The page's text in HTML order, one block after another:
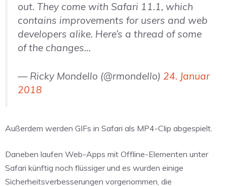
out. They come with Safari 11.1, which
contains improvements for users and web
developers alike. Here’s a thread of some
of the changes…
— Ricky Mondello (@rmondello) 24. Januar
2018
Außerdem werden GIFs in Safari als MP4-Clip abgespielt.
Daneben laufen Web-Apps mit Offline-Elementen unter
Safari künftig noch flüssiger und es wurden einige
Sicherheitsverbesserungen vorgenommen, die